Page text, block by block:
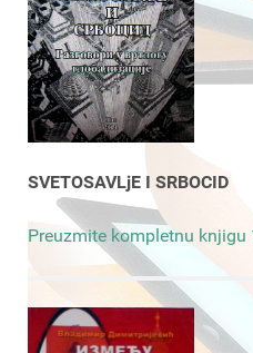
SVETOSAVLjE I SRBOCID
Preuzmite kompletnu knjigu